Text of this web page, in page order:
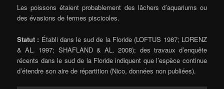
Les poissons étaient probablement des lâchers d’aquariums ou
des évasions de fermes piscicoles.
Statut : Établi dans le sud de la Floride (LOFTUS 1987; LORENZ
& AL. 1997; SHAFLAND & AL. 2008); des travaux d’enquête
récents dans le sud de la Floride indiquent que l’espèce continue
d’étendre son aire de répartition (Nico, données non publiées).